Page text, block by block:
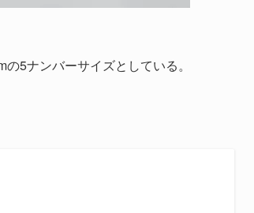
5ナンバーサイズとしている。